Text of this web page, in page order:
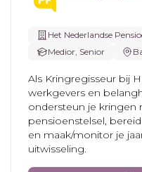
Het Nederlandse
Medior, Senior
Als Kringregisseur bij
werkgevers en
ondersteun je kringen
pensioenstelsel,
en maak/monitor je
uitwisseling.